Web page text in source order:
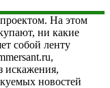
На этом
ни какие
собой ленту
искажения,
новостей